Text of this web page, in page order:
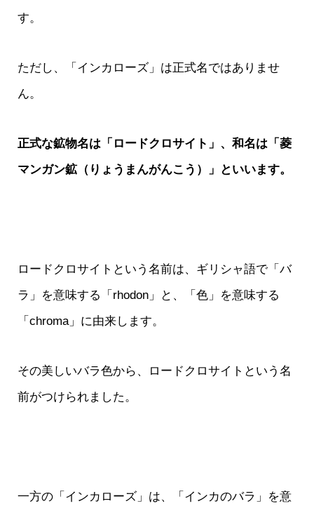
す。
ただし、「インカローズ」は正式名ではありませ
ん。
正式な鉱物名は「ロードクロサイト」、和名は「菱
マンガン鉱（りょうまんがんこう）」といいます。
ロードクロサイトという名前は、ギリシャ語で「バ
ラ」を意味する「rhodon」と、「色」を意味する
「chroma」に由来します。
その美しいバラ色から、ロードクロサイトという名
前がつけられました。
一方の「インカローズ」は、「インカのバラ」を意